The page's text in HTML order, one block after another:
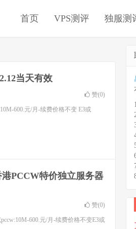
首页 VPS测评 独服测
当天有效
赞(0)
600.元/月-续费价格不变 E3或
港PCCW特价独立服务器
赞(0)
600.元/月-续费价格不变E3或